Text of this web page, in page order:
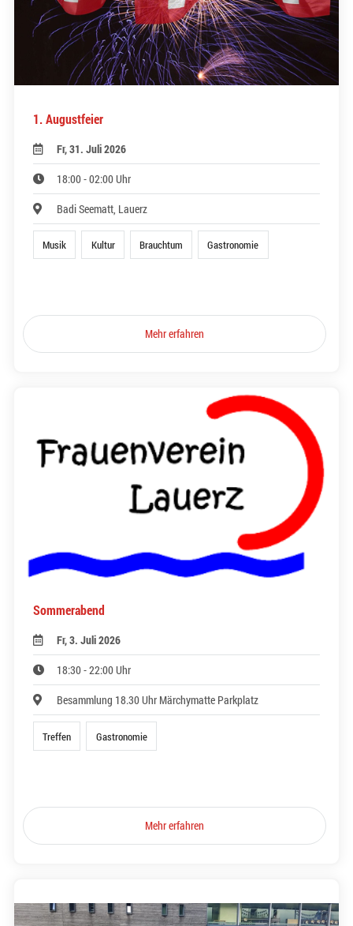
1. Augustfeier
Fr, 31. Juli 2026
18:00 - 02:00 Uhr
Badi Seematt, Lauerz
Musik Kultur Brauchtum Gastronomie
Mehr erfahren
Sommerabend
Fr, 3. Juli 2026
18:30 - 22:00 Uhr
Besammlung 18.30 Uhr Märchymatte Parkplatz
Treffen Gastronomie
Mehr erfahren